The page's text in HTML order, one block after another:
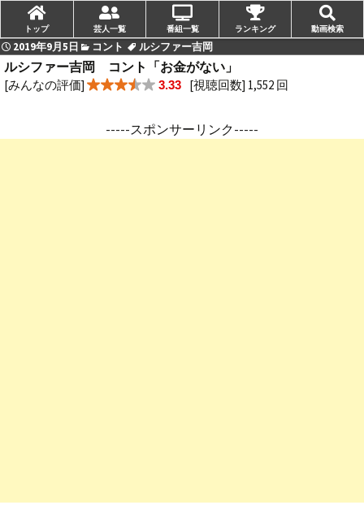
2019年9月5日 コント
ルシファー吉岡
ルシファー吉岡 コント「お金がない」
[みんなの評価] 3.33 [視聴回数] 1,552 回
-----スポンサーリンク-----
トップ 芸人一覧 番組一覧 ランキング 動画検索